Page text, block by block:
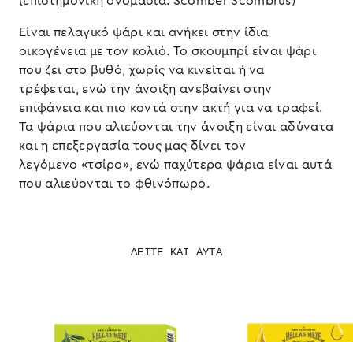
Είναι πελαγικό ψάρι και ανήκει στην ίδια
οικογένεια με τον κολιό. To σκουμπρί είναι ψάρι
που ζει στο βυθό, χωρίς να κινείται ή να
τρέφεται, ενώ την άνοιξη ανεβαίνει στην
επιφάνεια και πιο κοντά στην ακτή για να τραφεί.
Τα ψάρια που αλιεύονται την άνοιξη είναι αδύνατα
και η επεξεργασία τους μας δίνει τον
λεγόμενο «τσίρο», ενώ παχύτερα ψάρια είναι αυτά
που αλιεύονται το φθινόπωρο.
ΔΕΙΤΕ ΚΑΙ ΑΥΤΑ